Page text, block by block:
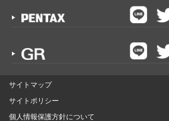
サイトマップ
サイトポリシー
個人情報保護方針について